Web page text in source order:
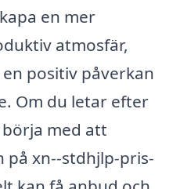
en mer
atmosfär,
positiv påverkan
Om du letar efter
med att
xn--stdhjlp-pris-